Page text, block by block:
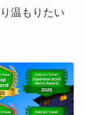
温もりたい